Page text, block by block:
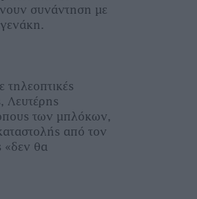
συνάντηση με
τηλεοπτικές
Λευτέρης
των μπλόκων,
από τον
«δεν θα